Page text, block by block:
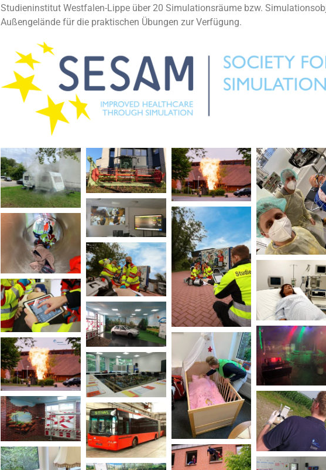
Studieninstitut Westfalen-Lippe über 20 Simulationsräume bzw.
Außengelände für die praktischen Übungen zur Verfügung.